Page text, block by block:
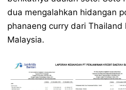
dua mengalahkan hidangan
phanaeng curry dari Thailand
Malaysia.